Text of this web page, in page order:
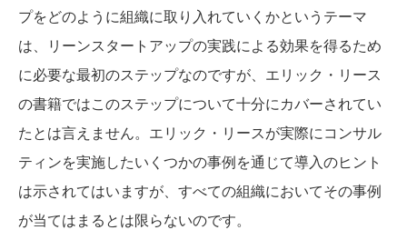
プをどのように組織に取り入れていくかというテーマ
は、リーンスタートアップの実践による効果を得るため
に必要な最初のステップなのですが、エリック・リース
の書籍ではこのステップについて十分にカバーされてい
たとは言えません。エリック・リースが実際にコンサル
ティンを実施したいくつかの事例を通じて導入のヒント
は示されてはいますが、すべての組織においてその事例
が当てはまるとは限らないのです。